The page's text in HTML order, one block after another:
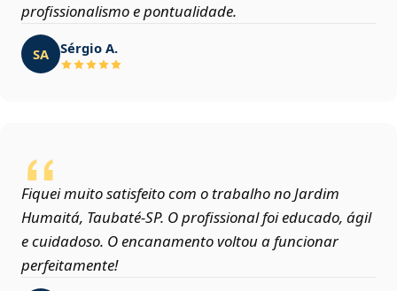
profissionalismo e pontualidade.
SA Sérgio A.
Fiquei muito satisfeito com o trabalho no Jardim
Humaitá, Taubaté‑SP. O profissional foi educado, ágil
e cuidadoso. O encanamento voltou a funcionar
perfeitamente!